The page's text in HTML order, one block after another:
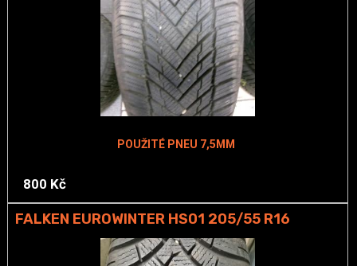
POUŽITÉ PNEU 7,5MM
800 Kč
FALKEN EUROWINTER HS01 205/55 R16